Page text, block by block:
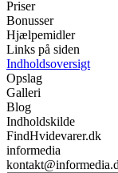
Priser
Bonusser
Hjælpemidler
Links på siden
Indholdsoversigt
Opslag
Galleri
Blog
Indholdskilde
FindHvidevarer.dk
informedia